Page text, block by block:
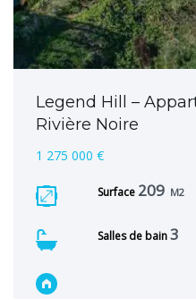
Legend Hill –
Rivière Noire
1 275 000 €
Surface 209 M2
Salles de bain3